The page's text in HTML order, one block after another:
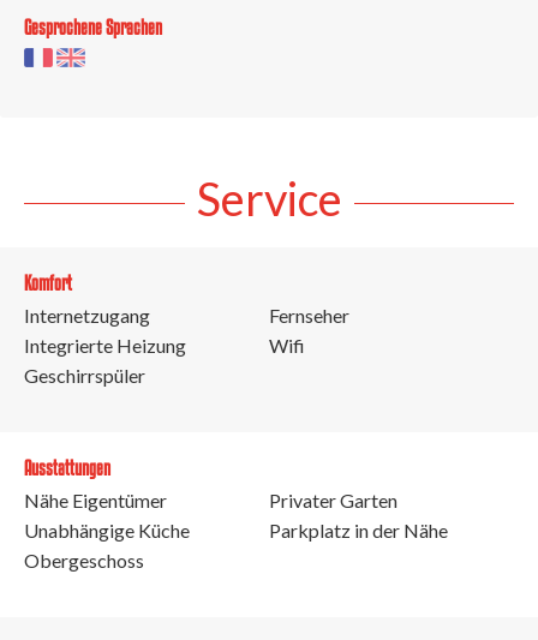
Gesprochene Sprachen
Service
Komfort
Internetzugang
Integrierte Heizung
Geschirrspüler
Fernseher
Wifi
Ausstattungen
Nähe Eigentümer
Unabhängige Küche
Obergeschoss
Privater Garten
Parkplatz in der Nähe